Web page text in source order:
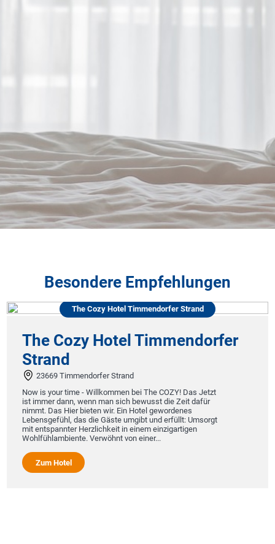
Besondere Empfehlungen
The Cozy Hotel Timmendorfer Strand
The Cozy Hotel Timmendorfer
Strand
23669 Timmendorfer Strand
Now is your time - Willkommen bei The COZY! Das Jetzt
ist immer dann, wenn man sich bewusst die Zeit dafür
nimmt. Das Hier bieten wir. Ein Hotel gewordenes
Lebensgefühl, das die Gäste umgibt und erfüllt: Umsorgt
mit entspannter Herzlichkeit in einem einzigartigen
Wohlfühlambiente. Verwöhnt von einer...
Zum Hotel